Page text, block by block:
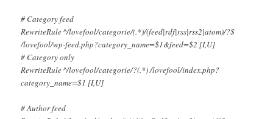
# Category feed
RewriteRule ^/lovefool/categorie/(.*)/(feed|rdf|rss|rss2|atom)/?$
/lovefool/wp-feed.php?category_name=$1&feed=$2 [I,U]
# Category only
RewriteRule ^/lovefool/categorie/?(.*) /lovefool/index.php?
category_name=$1 [I,U]
# Author feed